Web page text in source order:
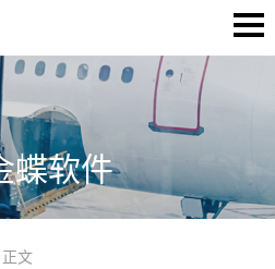
蝶软件
文